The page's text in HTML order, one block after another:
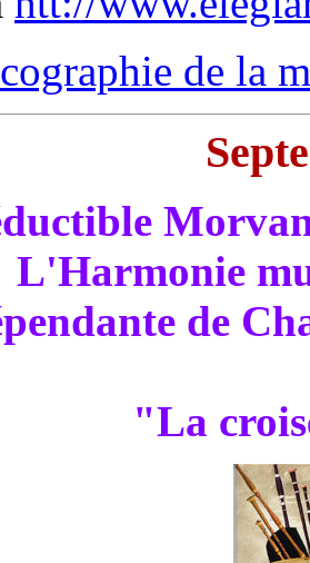
de la
L'Harmonie
de
"La